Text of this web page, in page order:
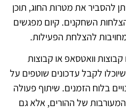
להסביר את מטרות החוג, תוכן
השחקנים. קיום מפגשים
להצלחת הפעילות.
וואטסאפ או קבוצות
לקבל עדכונים שוטפים על
בלוח הזמנים. שיתוף פעולה
של ההורים, אלא גם